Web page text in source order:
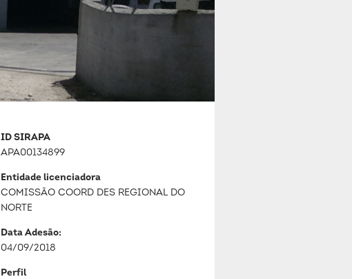
ID SIRAPA
APA00134899
Entidade licenciadora
COMISSÃO COORD DES REGIONAL DO
NORTE
Data Adesão:
04/09/2018
Perfil